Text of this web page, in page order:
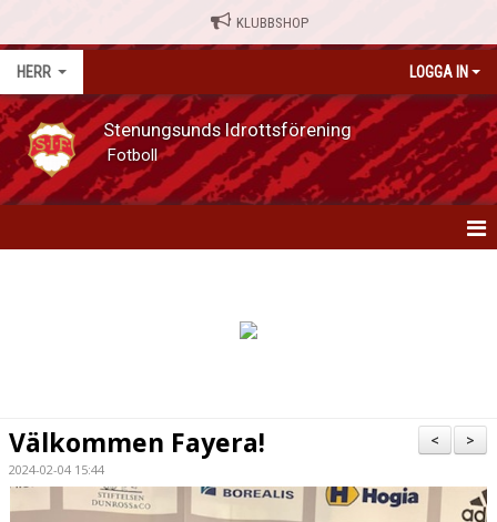
KLUBBSHOP
HERR LOGGA IN
Stenungsunds Idrottsförening
Fotboll
SERIETABELL
TRUPPEN
>
<
Välkommen Fayera!
2024-02-04 15:44